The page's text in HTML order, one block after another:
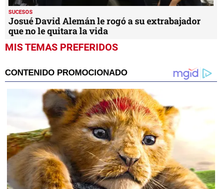
SUCESOS
Josué David Alemán le rogó a su extrabajador
que no le quitara la vida
MIS TEMAS PREFERIDOS